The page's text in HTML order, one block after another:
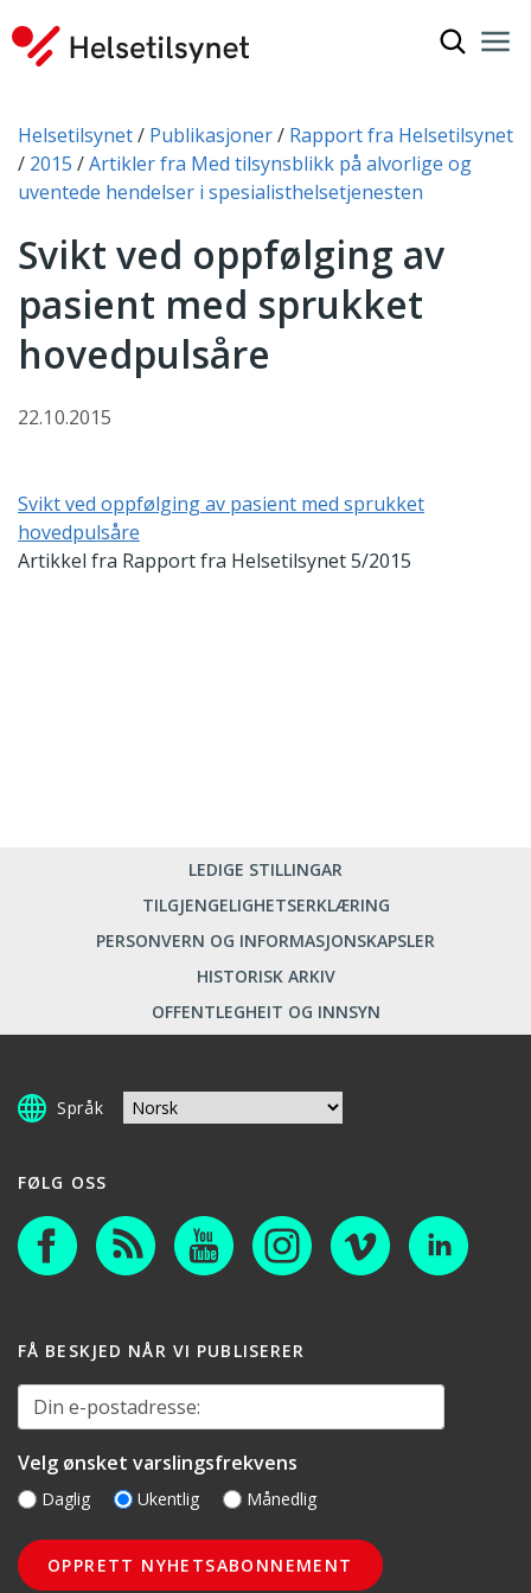
Du er her:
Helsetilsynet Publikasjoner
Rapport fra Helsetilsynet
2015
Artikler fra Med tilsynsblikk på alvorlige og
uventede hendelser i spesialisthelsetjenesten
Svikt ved oppfølging av
pasient med sprukket
hovedpulsåre
22.10.2015
Svikt ved oppfølging av pasient med sprukket
hovedpulsåre
Artikkel fra Rapport fra Helsetilsynet 5/2015
LEDIGE STILLINGAR
TILGJENGELIGHETSERKLÆRING
PERSONVERN OG INFORMASJONSKAPSLER
HISTORISK ARKIV
OFFENTLEGHEIT OG INNSYN
Språk
FØLG OSS
FÅ BESKJED NÅR VI PUBLISERER
Din e-postadresse:
Velg ønsket varslingsfrekvens
Daglig Ukentlig Månedlig